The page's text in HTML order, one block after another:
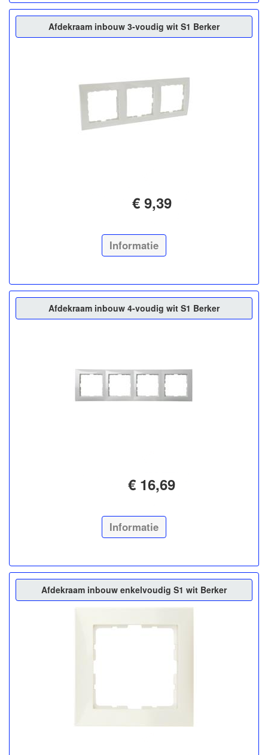
Afdekraam inbouw 3-voudig wit S1 Berker
€ 9,39
Informatie
Afdekraam inbouw 4-voudig wit S1 Berker
€ 16,69
Informatie
Afdekraam inbouw enkelvoudig S1 wit Berker